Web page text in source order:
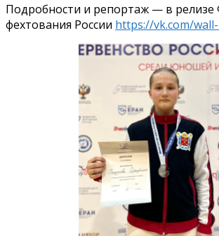
Подробности и репортаж — в
фехтования России https://vk.com/wall-